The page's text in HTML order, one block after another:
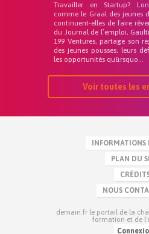
Travailler en Startup?
comme le Graal des jeunes
continuent-elles de faire
du Journal de l’emploi,
199 Ventures, partage son
des jeunes pousses, leurs
les opportunités qu&rsquo...
Voir toutes les
INFORMATIONS
PLAN DU
NOUS
demain.fr le portail de la
formation et de